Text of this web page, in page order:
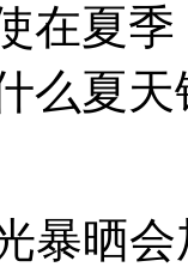
在夏
么夏
暴晒